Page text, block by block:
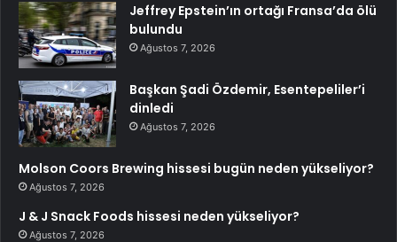
Jeffrey Epstein’ın ortağı Fransa’da ölü
bulundu
Ağustos 7, 2026
Başkan Şadi Özdemir, Esentepeliler’i
dinledi
Ağustos 7, 2026
Molson Coors Brewing hissesi bugün neden yükseliyor?
Ağustos 7, 2026
J & J Snack Foods hissesi neden yükseliyor?
Ağustos 7, 2026